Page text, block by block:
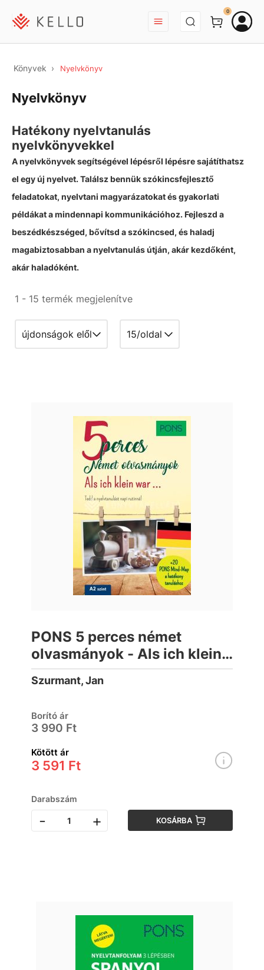
BEJELENTKEZÉS
0
Könyvek Nyelvkönyv
Nyelvkönyv
Hatékony nyelvtanulás
nyelvkönyvekkel
A nyelvkönyvek segítségével lépésről lépésre sajátíthatsz
el egy új nyelvet. Találsz bennük szókincsfejlesztő
feladatokat, nyelvtani magyarázatokat és gyakorlati
példákat a mindennapi kommunikációhoz. Fejleszd a
beszédkészséged, bővítsd a szókincsed, és haladj
magabiztosabban a nyelvtanulás útján, akár kezdőként,
akár haladóként.
1 - 15 termék megjelenítve
PONS 5 perces német
olvasmányok - Als ich klein
war …
Szurmant, Jan
Borító ár
3 990 Ft
Kötött ár
3 591 Ft
Darabszám
- + KOSÁRBA